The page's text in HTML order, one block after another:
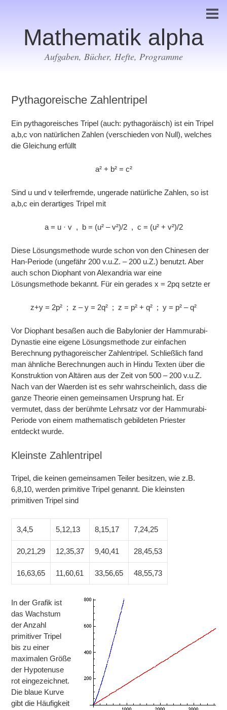
Mathematik alpha
Aufgaben, Bücher, Hefte, Programme
Pythagoreische Zahlentripel
Ein pythagoreisches Tripel (auch: pythagoräisch) ist ein Tripel
a,b,c von natürlichen Zahlen (verschieden von Null), welches
die Gleichung erfüllt
a² + b² = c²
Sind u und v teilerfremde, ungerade natürliche Zahlen, so ist
a,b,c ein derartiges Tripel mit
a = u · v , b = (u² – v²)/2 , c = (u² + v²)/2
Diese Lösungsmethode wurde schon von den Chinesen der
Han-Periode (ungefähr 200 v.u.Z. – 200 u.Z.) benutzt. Aber
auch schon Diophant von Alexandria war eine
Lösungsmethode bekannt. Für ein gerades x = 2pq setzte er
z+y = 2p² ; z – y = 2q² ; z = p² + q² ; y = p² – q²
Vor Diophant besaßen auch die Babylonier der Hammurabi-
Dynastie eine eigene Lösungsmethode zur einfachen
Berechnung pythagoreischer Zahlentripel. Schließlich fand
man ähnliche Berechnungen auch in Hindu Texten über die
Konstruktion von Altären aus der Zeit von 500 – 200 v.u.Z.
Nach van der Waerden ist es sehr wahrscheinlich, dass die
ganze Theorie einen gemeinsamen Ursprung hat. Er
vermutet, dass der berühmte Lehrsatz vor der Hammurabi-
Periode von einem mathematisch gebildeten Priester
entdeckt wurde.
Kleinste Zahlentripel
Tripel, die keinen gemeinsamen Teiler besitzen, wie z.B.
6,8,10, werden primitive Tripel genannt. Die kleinsten
primitiven Tripel sind
3,4,5 5,12,13 8,15,17 7,24,25
20,21,29 12,35,37 9,40,41 28,45,53
16,63,65 11,60,61 33,56,65 48,55,73
In der Grafik ist
das Wachstum
der Anzahl
primitiver Tripel
bis zu einer
maximalen Größe
der Hypotenuse
rot eingezeichnet.
Die blaue Kurve
gibt die Häufigkeit